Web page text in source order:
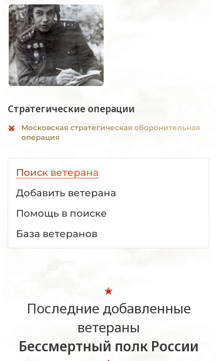
Стратегические операции
Московская стратегическая оборонительная
операция
Поиск ветерана
Добавить ветерана
Помощь в поиске
База ветеранов
Последние добавленные
ветераны
Бессмертный полк России